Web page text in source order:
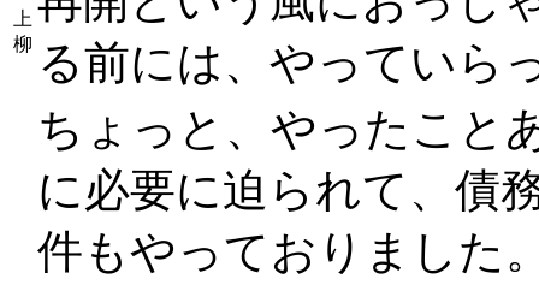
上
柳 る前には、やっていら
ちょっと、やったこと
に必要に迫られて、債
件もやっておりました